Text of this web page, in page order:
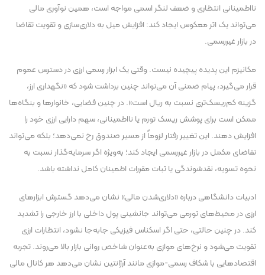
نااطمینانی انتظاری و ضعف لنگر اسمی مواجه است، همین نوآوری مالی
می‌تواند یک اثر معکوس ایجاد کند: افزایش میل به دلاری‌سازی و تقویت تقاضا
در بازار غیررسمی.
مکانیزم این پدیده پیچیده نیست. وقتی یک ابزار رسمی ارزی در دسترس عموم
قرار می‌گیرد، پیام ضمنی آن می‌تواند چنین برداشت شود که «نگهداری ارز،
گزینه کم‌ریسک‌تری نسبت به ریال است». در چنین فضایی، خانوار‌ها و بنگاه‌ها
ممکن است برای پوشش ریسک تورم یا نااطمینانی، سهم دارایی ارزی خود را
افزایش دهند. این تغییر رفتار لزوماً از مسیر صندوق رخ نمی‌دهد؛ بلکه می‌تواند
تقاضای مکمل در بازار غیررسمی ایجاد کند؛ به‌ویژه اگر سرمایه‌گذار نسبت به
نحوه تسویه، نقدشوندگی یا ثبات مقررات اطمینان کامل نداشته باشد.
ادبیات دانشگاهی درباره «دلاری‌شدن مالی» نشان می‌دهد گسترش ابزار‌های
ارزی در محیط‌های تورمی می‌تواند جانشینی پول داخلی با ارز خارجی را تشدید
کند. در چنین حالتی، حتی اگر اسکناس فیزیکی جابه‌جا نشود، انتظارات ارزی
تقویت می‌شود و نرخ‌های موازی به‌عنوان شاخص روانی بازار بالا می‌روند. تجربه
اقتصاد‌هایی با شکاف رسمی-موازی مانند آرژانتین نشان می‌دهد هر کانال مالی